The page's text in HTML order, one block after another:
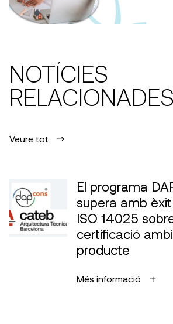
NOTÍCIES
RELACIONADES
Veure tot
El programa
supera amb èxit
ISO 14025
certificació
producte
Més informació